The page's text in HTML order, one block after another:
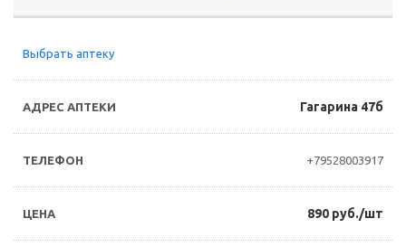
Выбрать аптеку
Гагарина 47б
+79528003917
890 руб./шт